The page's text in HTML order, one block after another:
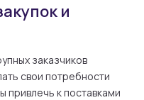
и
заказчиков
свои потребности
привлечь к поставками